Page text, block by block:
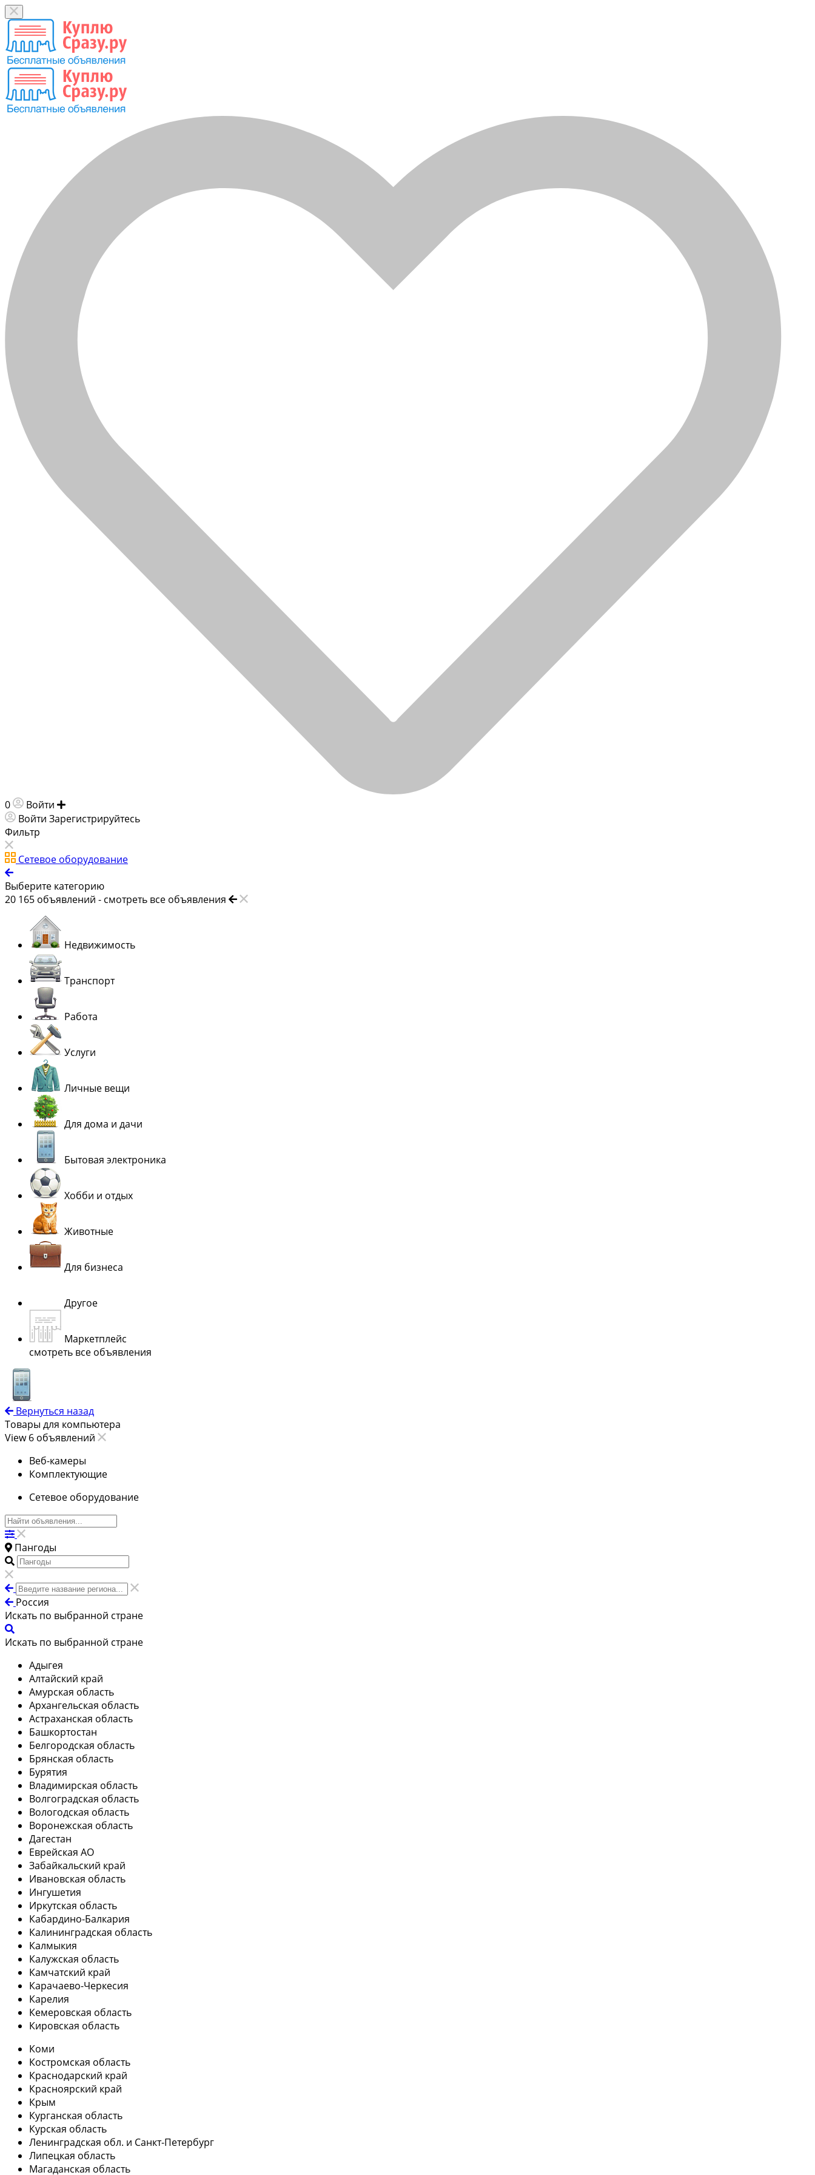
0 Войти
Войти Зарегистрируйтесь
Фильтр
Сетевое оборудование
Выберите категорию
20 165 объявлений - смотреть все объявления
Недвижимость
Транспорт
Работа
Услуги
Личные вещи
Для дома и дачи
Бытовая электроника
Хобби и отдых
Животные
Для бизнеса
Другое
Маркетплейс
смотреть все объявления
Вернуться назад
Товары для компьютера
View 6 объявлений
Веб-камеры
Комплектующие
Сетевое оборудование
Пангоды
Россия
Искать по выбранной стране
Искать по выбранной стране
Адыгея
Алтайский край
Амурская область
Архангельская область
Астраханская область
Башкортостан
Белгородская область
Брянская область
Бурятия
Владимирская область
Волгоградская область
Вологодская область
Воронежская область
Дагестан
Еврейская АО
Забайкальский край
Ивановская область
Ингушетия
Иркутская область
Кабардино-Балкария
Калининградская область
Калмыкия
Калужская область
Камчатский край
Карачаево-Черкесия
Карелия
Кемеровская область
Кировская область
Коми
Костромская область
Краснодарский край
Красноярский край
Крым
Курганская область
Курская область
Ленинградская обл. и Санкт-Петербург
Липецкая область
Магаданская область